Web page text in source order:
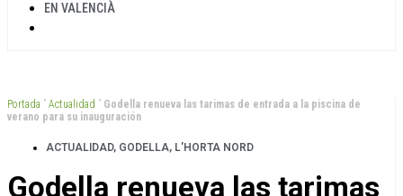
EN VALENCIÀ
Portada ” Actualidad ” Godella renueva las tarimas de entrada a la piscina de
verano para su inauguración
ACTUALIDAD, GODELLA, L'HORTA NORD
Godella renueva las tarimas